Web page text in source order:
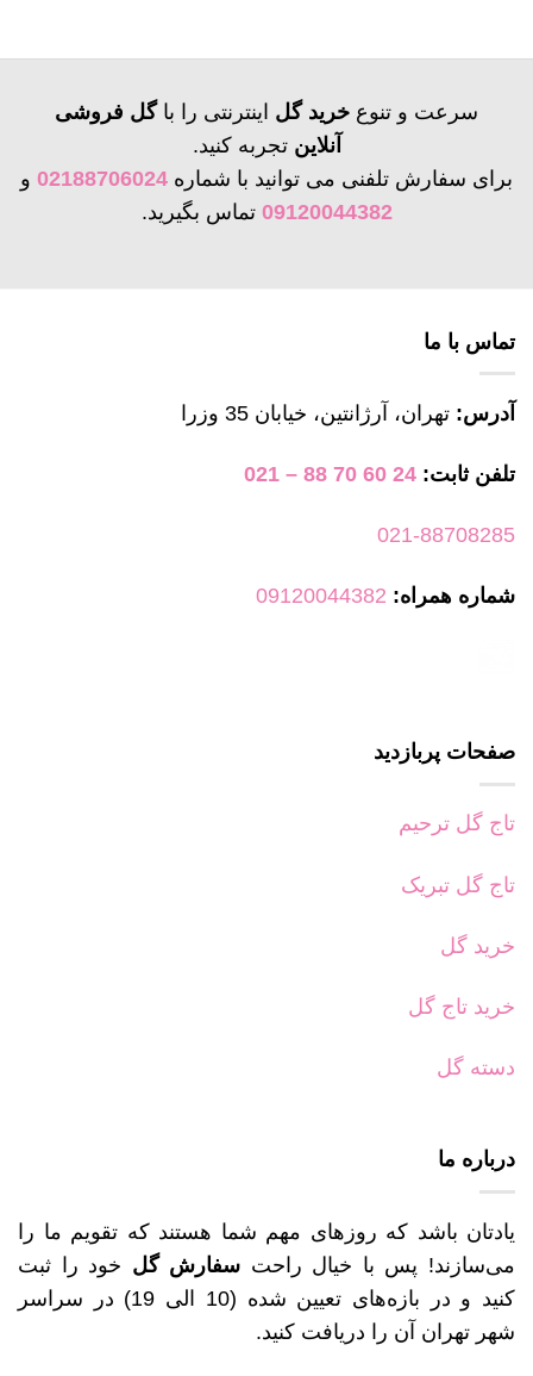
سرعت و تنوع خرید گل اینترنتی را باگل فروشی
آنلاین تجربه کنید.
برای سفارش تلفنی می توانید با شماره 02188706024 و
09120044382 تماس بگیرید.
تماس با ما
آدرس: تهران، آرژانتین، خیابان 35 وزرا
تلفن ثابت: 24 60 70 88 – 021
021-88708285
شماره همراه: 09120044382
صفحات پربازدید
تاج گل ترحیم
تاج گل تبریک
خرید گل
خرید تاج گل
دسته گل
درباره ما
یادتان باشد که روزهای مهم شما هستند که تقویم ما را
می‌سازند! پس با خیال راحت سفارش گل خود را ثبت
کنید و در بازه‌های تعیین شده (10 الی 19) در سراسر
شهر تهران آن را دریافت کنید.